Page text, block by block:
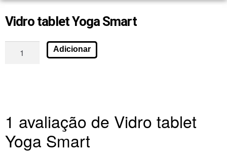
Vidro tablet Yoga Smart
Adicionar
1 avaliação de Vidro tablet
Yoga Smart